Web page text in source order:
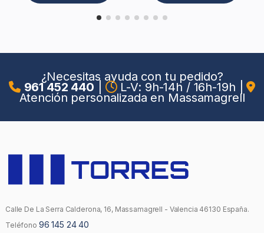
¿Necesitas ayuda con tu pedido?
961 452 440 L-V: 9h-14h / 16h-19h
Atención personalizada en Massamagrell
Calle De La Serra Calderona, 16, Massamagrell - Valencia 46130 España.
Teléfono 96 145 24 40